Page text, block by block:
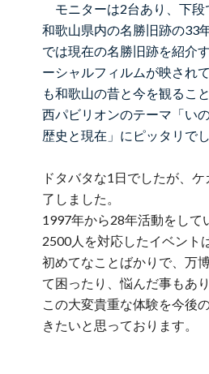
モニターは2台あり、下段
和歌山県内の名勝旧跡の33
では現在の名勝旧跡を紹介
ーシャルフィルムが映され
も和歌山の昔と今を観るこ
西パビリオンのテーマ「い
歴史と現在」にピッタリでし
ドタバタな1日でしたが、
了しました。
1997年から28年活動をして
2500人を対応したイベント
初めてなことばかりで、万
て困ったり、悩んだ事もあ
この大変貴重な体験を今後
きたいと思っております。